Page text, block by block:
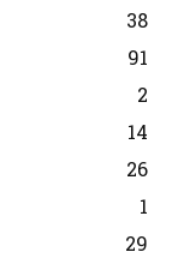
38
91
2
14
26
1
29